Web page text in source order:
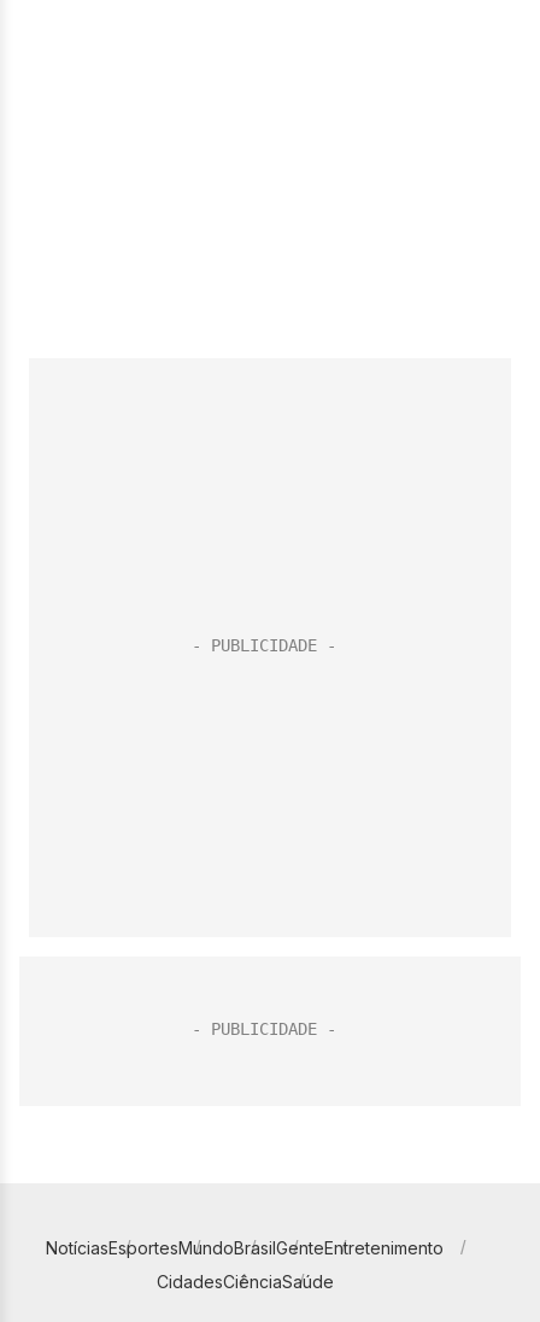
NotíciasEsportesMundoBrasilGenteEntretenimento
CidadesCiênciaSaúde